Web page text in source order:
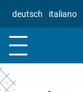
deutsch italiano